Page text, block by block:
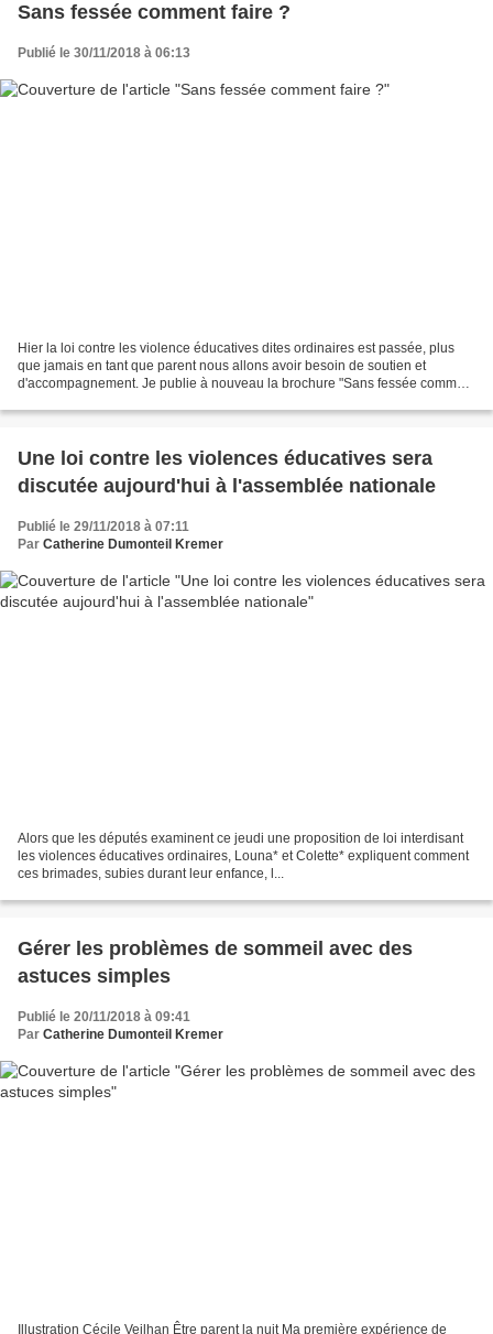
Sans fessée comment faire ?
Publié le 30/11/2018 à 06:13
Hier la loi contre les violence éducatives dites ordinaires est passée, plus
que jamais en tant que parent nous allons avoir besoin de soutien et
d'accompagnement. Je publie à nouveau la brochure "Sans fessée comment
Une loi contre les violences éducatives sera
discutée aujourd'hui à l'assemblée nationale
Publié le 29/11/2018 à 07:11
Par Catherine Dumonteil Kremer
Alors que les députés examinent ce jeudi une proposition de loi interdisant
les violences éducatives ordinaires, Louna* et Colette* expliquent comment
ces brimades, subies durant leur enfance, l...
Gérer les problèmes de sommeil avec des
astuces simples
Publié le 20/11/2018 à 09:41
Par Catherine Dumonteil Kremer
Illustration Cécile Veilhan Être parent la nuit Ma première expérience de